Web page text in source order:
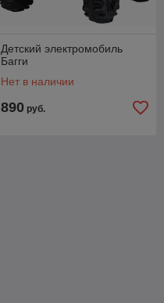
Детский электромобиль
Багги
Нет в наличии
890 руб.